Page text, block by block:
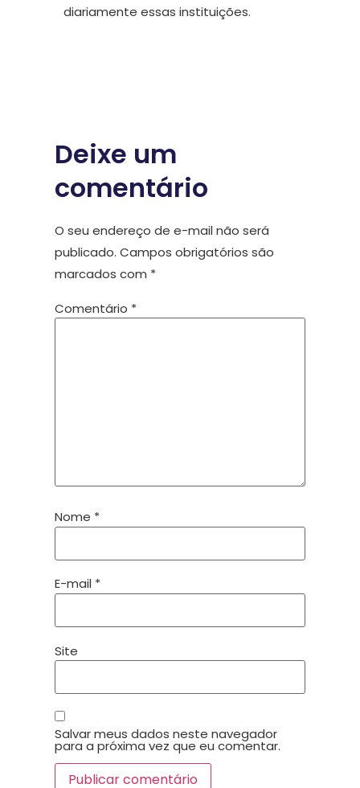
diariamente essas instituições.
Deixe um
comentário
O seu endereço de e-mail não será
publicado. Campos obrigatórios são
marcados com *
Comentário *
Nome *
E-mail *
Site
Salvar meus dados neste navegador
para a próxima vez que eu comentar.